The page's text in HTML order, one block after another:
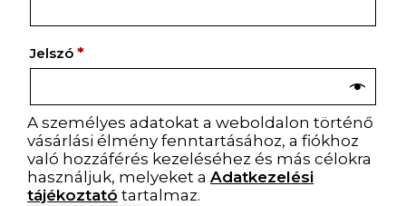
Jelszó *Kötelező
A személyes adatokat a weboldalon történő
vásárlási élmény fenntartásához, a fiókhoz
való hozzáférés kezeléséhez és más célokra
használjuk, melyeket a Adatkezelési
tájékoztató tartalmaz.